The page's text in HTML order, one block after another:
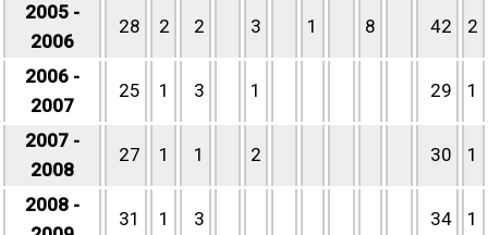
2005 -
2006
28 2 2 3 1 8 42 2
2006 -
2007
25 1 3 1 29 1
2007 -
2008
27 1 1 2 30 1
2008 -
31 1 3 34 1